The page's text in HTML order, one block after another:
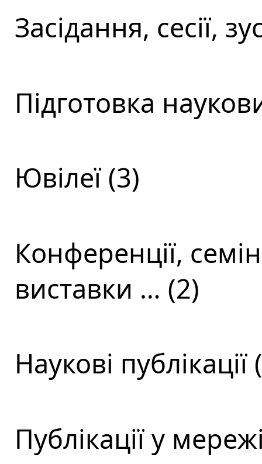
Засідання, сесії,
Підготовка
Ювілеї (3)
Конференції,
виставки … (2)
Наукові публікації
Публікації у